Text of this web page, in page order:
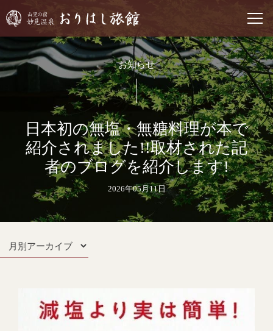
お知らせ
日本初の無塩・無糖料理が本で
紹介されました!!取材された記
者のブログを紹介します!
2026年05月11日